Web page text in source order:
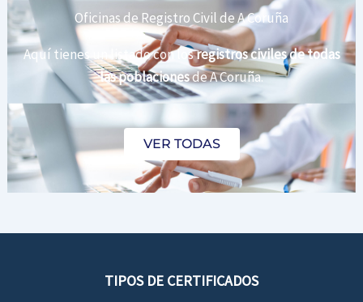
Oficinas de Registro Civil de A Coruña
Aquí tienes un listado con losregistros civiles de todas
las poblacionesde A Coruña.
VER TODAS
TIPOS DE CERTIFICADOS